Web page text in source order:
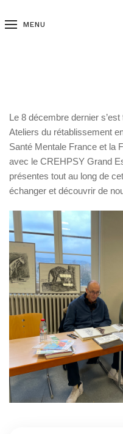
MENU
Le 8 décembre dernier
Ateliers du rétablissement
Santé Mentale France et la
avec le CREHPSY Grand
présentes tout au long de
échanger et découvrir de